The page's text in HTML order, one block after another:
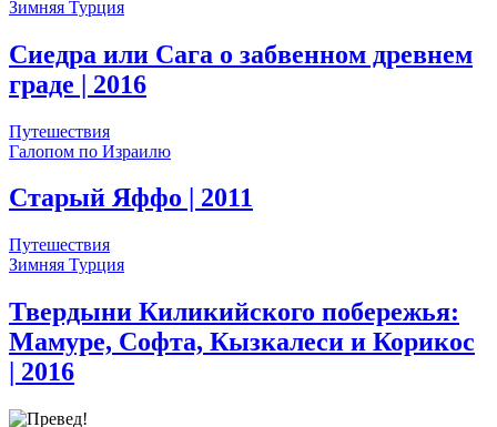
Зимняя Турция
Сиедра или Сага о забвенном древнем
граде | 2016
Путешествия
Галопом по Израилю
Старый Яффо | 2011
Путешествия
Зимняя Турция
Твердыни Киликийского побережья:
Мамуре, Софта, Кызкалеси и Корикос
| 2016